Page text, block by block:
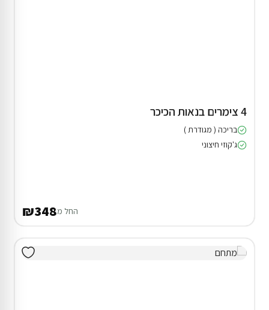
4 צימרים בנאות הכיכר
בריכה ( מגודרת )
ג'קוזי חיצוני
החל מ₪348